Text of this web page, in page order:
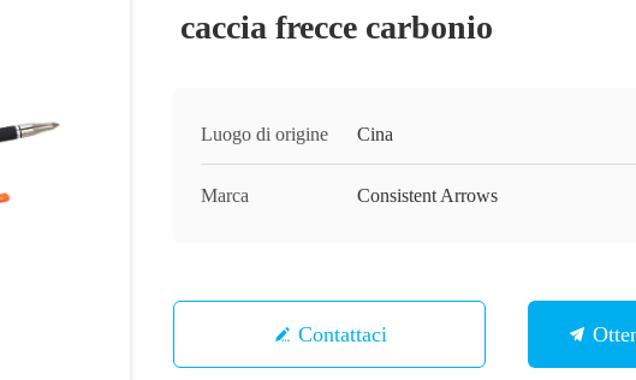
caccia frecce carbonio
Luogo di origine Cina
Marca Consistent Arrows
Contattaci